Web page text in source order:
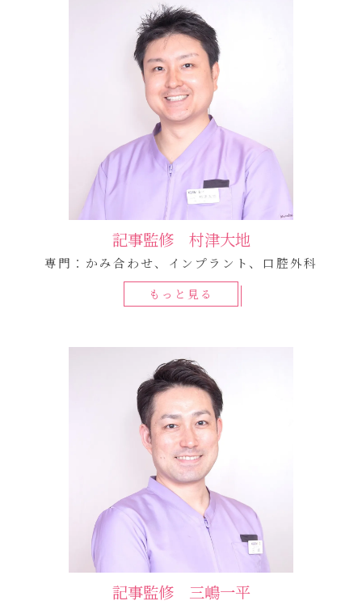
記事監修 村津大地
専門：かみ合わせ、インプラント、口腔外科
もっと見る
記事監修 三嶋一平